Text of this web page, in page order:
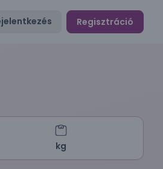
Regisztráció
kg